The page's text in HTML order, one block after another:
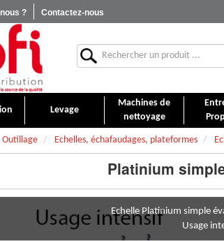
? Contactez-nous
Levage
Machines de
nettoyage
Outillage Echelles, échafaudages, plateformes
Platinium
Echelle Platinium simple
Usage